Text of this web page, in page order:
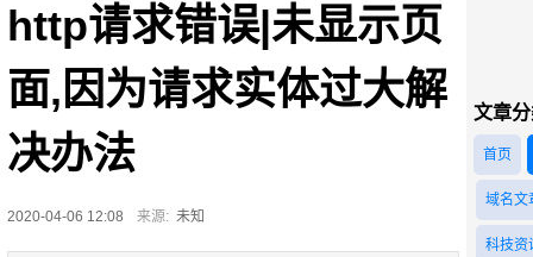
http请求错误|未显示页
面,因为请求实体过大解
决办法
2020-04-06 12:08 来源: 未知
文章
首页
域名文
科技资